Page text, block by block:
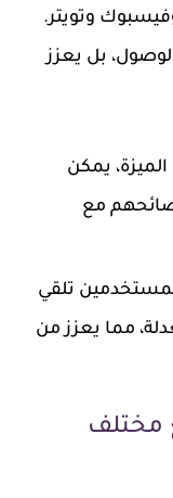
وتويتر.
بل يعزز
يمكن
مع
تلقي
مما يعزز من
مختلف